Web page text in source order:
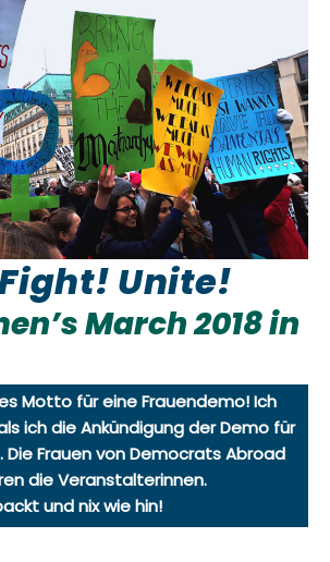
Unite!
March 2018 in
Motto für eine Frauendemo! Ich
ich die Ankündigung der Demo für
Die Frauen von Democrats Abroad
die Veranstalterinnen.
und nix wie hin!